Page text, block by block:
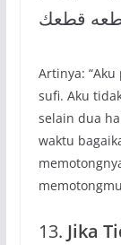
قطعك
Artinya:
sufi. Aku
selain dua
waktu
13. Jika